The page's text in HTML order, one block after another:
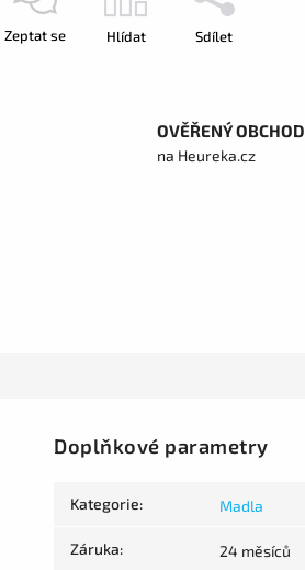
Zeptat se Hlídat Sdílet
OVĚŘENÝ OBCHOD
na Heureka.cz
Doplňkové parametry
Kategorie: Madla
Záruka: 24 měsíců